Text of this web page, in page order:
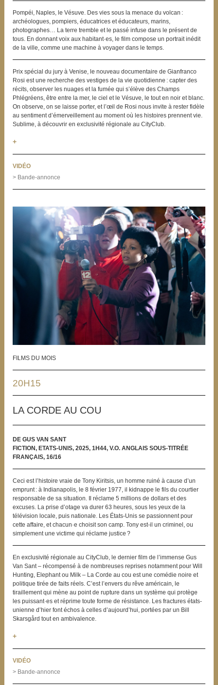
Pompéi, Naples, le Vésuve. Des vies sous la menace du volcan :
archéologues, pompiers, éducatrices et éducateurs, marins,
photographes… La terre tremble et le passé infuse dans le présent de
tous. En donnant voix aux habitant·es, le film compose un portrait inédit
de la ville, comme une machine à voyager dans le temps.
Prix spécial du jury à Venise, le nouveau documentaire de Gianfranco
Rosi est une recherche des vestiges de la vie quotidienne : capter des
récits, observer les nuages et la fumée qui s’élève des Champs
Phlégréens, être entre la mer, le ciel et le Vésuve, le tout en noir et blanc.
On observe, on se laisse porter, et l’œil de Rosi nous invite à rester fidèle
au sentiment d’émerveillement au moment où les histoires prennent vie.
Sublime, à découvrir en exclusivité régionale au CityClub.
+
VIDÉO
> Bande-annonce
FILMS DU MOIS
20H15
LA CORDE AU COU
DE GUS VAN SANT
FICTION, ETATS-UNIS, 2025, 1H44, V.O. ANGLAIS SOUS-TITRÉE
FRANÇAIS, 16/16
Ceci est l’histoire vraie de Tony Kiritsis, un homme ruiné à cause d’un
emprunt : à Indianapolis, le 8 février 1977, il kidnappe le fils du courtier
responsable de sa situation. Il réclame 5 millions de dollars et des
excuses. La prise d’otage va durer 63 heures, sous les yeux de la
télévision locale, puis nationale. Les États-Unis se passionnent pour
cette affaire, et chacun·e choisit son camp. Tony est-il un criminel, ou
simplement une victime qui réclame justice ?
En exclusivité régionale au CityClub, le dernier film de l’immense Gus
Van Sant – récompensé à de nombreuses reprises notamment pour Will
Hunting, Elephant ou Milk – La Corde au cou est une comédie noire et
politique tirée de faits réels. C’est l’envers du rêve américain, le
tiraillement qui mène au point de rupture dans un système qui protège
les puissant·es et réprime toute forme de résistance. Les fractures états-
unienne d’hier font échos à celles d’aujourd’hui, portées par un Bill
Skarsgård tout en ambivalence.
+
VIDÉO
> Bande-annonce